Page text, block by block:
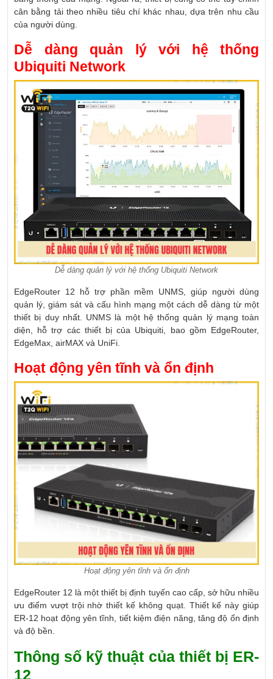
cân bằng tải theo nhiều tiêu chí khác nhau, dựa trên nhu cầu
của người dùng.
Dễ dàng quản lý với hệ thống
Ubiquiti Network
Dễ dàng quản lý với hệ thống Ubiquiti Network
EdgeRouter 12 hỗ trợ phần mềm UNMS, giúp người dùng
quản lý, giám sát và cấu hình mạng một cách dễ dàng từ một
thiết bị duy nhất. UNMS là một hệ thống quản lý mạng toàn
diện, hỗ trợ các thiết bị của Ubiquiti, bao gồm EdgeRouter,
EdgeMax, airMAX và UniFi.
Hoạt động yên tĩnh và ổn định
Hoạt động yên tĩnh và ổn định
EdgeRouter 12 là một thiết bị định tuyến cao cấp, sở hữu nhiều
ưu điểm vượt trội nhờ thiết kế không quạt. Thiết kế này giúp
ER-12 hoạt động yên tĩnh, tiết kiệm điện năng, tăng độ ổn định
và độ bền.
Thông số kỹ thuật của thiết bị ER-
12